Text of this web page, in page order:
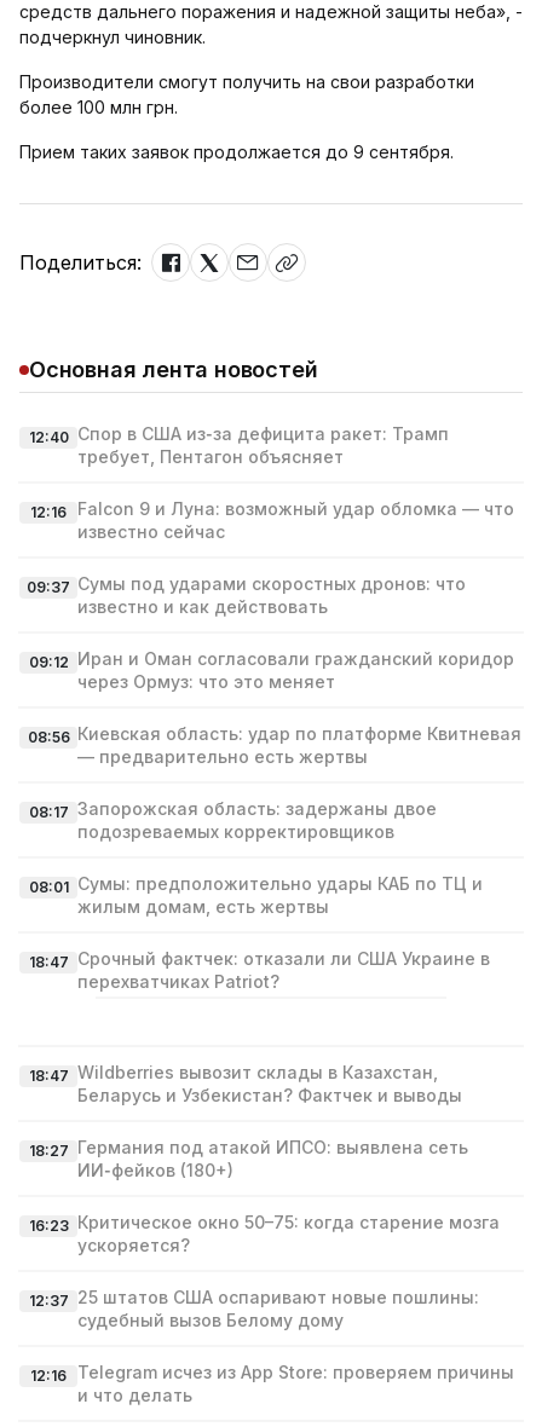
средств дальнего поражения и надежной защиты неба», -
подчеркнул чиновник.
Производители смогут получить на свои разработки
более 100 млн грн.
Прием таких заявок продолжается до 9 сентября.
Поделиться:
Основная лента новостей
12:40 Спор в США из‑за дефицита ракет: Трамп
требует, Пентагон объясняет
12:16
Falcon 9 и Луна: возможный удар обломка — что
известно сейчас
09:37 Сумы под ударами скоростных дронов: что
известно и как действовать
09:12 Иран и Оман согласовали гражданский коридор
через Ормуз: что это меняет
08:56 Киевская область: удар по платформе Квитневая
— предварительно есть жертвы
08:17 Запорожская область: задержаны двое
подозреваемых корректировщиков
08:01 Сумы: предположительно удары КАБ по ТЦ и
жилым домам, есть жертвы
18:47 Срочный фактчек: отказали ли США Украине в
перехватчиках Patriot?
18:47 Wildberries вывозит склады в Казахстан,
Беларусь и Узбекистан? Фактчек и выводы
18:27 Германия под атакой ИПСО: выявлена сеть
ИИ‑фейков (180+)
16:23 Критическое окно 50–75: когда старение мозга
ускоряется?
12:37 25 штатов США оспаривают новые пошлины:
судебный вызов Белому дому
12:16
Telegram исчез из App Store: проверяем причины
и что делать